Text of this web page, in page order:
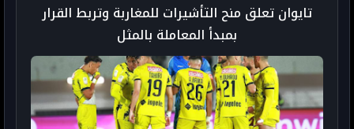
تايوان تعلق منح التأشيرات للمغاربة وتربط القرار
بمبدأ المعاملة بالمثل